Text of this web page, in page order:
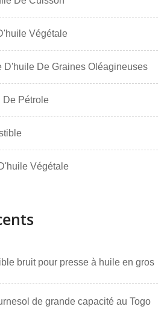
Végétale
D'huile De Graines Oléagineuses
De Pétrole
Végétale
bruit pour presse à huile en gros
de grande capacité au Togo